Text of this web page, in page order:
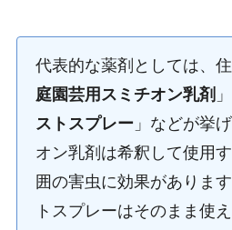
代表的な薬剤としては、
庭園芸用スミチオン乳剤
ストスプレー」などが挙
オン乳剤は希釈して使用
囲の害虫に効果がありま
トスプレーはそのまま使